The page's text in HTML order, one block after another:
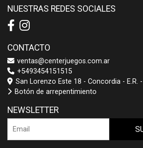
NUESTRAS REDES SOCIALES
CONTACTO
ventas@centerjuegos.com.ar
+5493454151515
San Lorenzo Este 18 - Concordia - E.R.
Botón de arrepentimiento
NEWSLETTER